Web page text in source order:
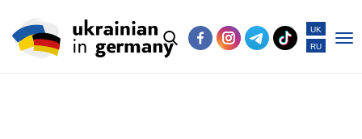
UK
RU